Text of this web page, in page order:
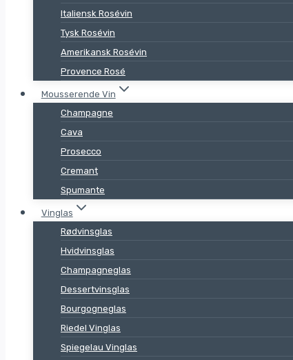
Italiensk Rosévin
Tysk Rosévin
Amerikansk Rosévin
Provence Rosé
Mousserende Vin
Champagne
Cava
Prosecco
Cremant
Spumante
Vinglas
Rødvinsglas
Hvidvinsglas
Champagneglas
Dessertvinsglas
Bourgogneglas
Riedel Vinglas
Spiegelau Vinglas